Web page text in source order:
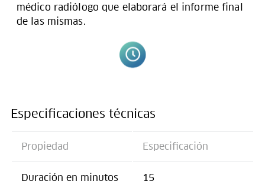
médico radiólogo que elaborará el informe final
de las mismas.
Especificaciones técnicas
Propiedad Especificación
Duración en minutos 15